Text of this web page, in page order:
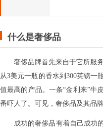
什么是奢侈品
奢侈品牌首先来自于它所服
从3美元一瓶的香水到300英镑
值最高的产品。一条“金利来”牛
番吓人了。可见，奢侈品及其品
成功的奢侈品有着自己成功